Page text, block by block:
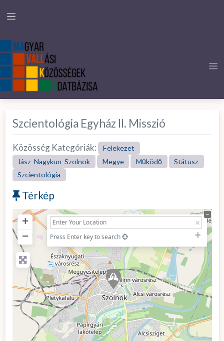
Szcientológia Egyház II. Misszió
Közösség Kategóriák:
Felekezet
Jász-Nagykun-Szolnok
Megye Működő
Státusz
Szcientológia
Térkép
+
−
Press Enter key to search